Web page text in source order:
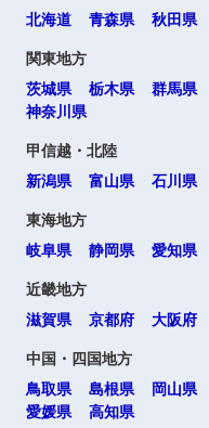
北海道
青森県 秋田県
関東地方
茨城県
栃木県 群馬県
神奈川県
甲信越・北陸
新潟県
富山県 石川県
東海地方
岐阜県
静岡県 愛知県
近畿地方
滋賀県
京都府 大阪府
中国・四国地方
鳥取県
島根県 岡山県
愛媛県
高知県